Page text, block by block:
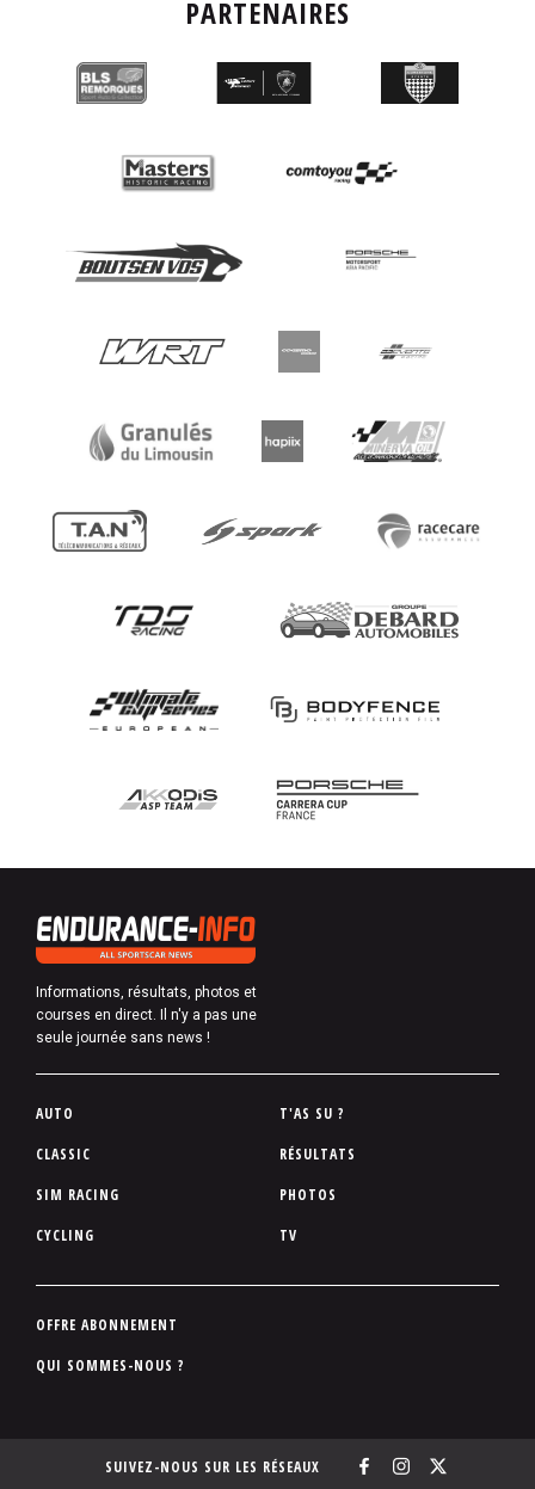
PARTENAIRES
Informations, résultats, photos et
courses en direct. Il n'y a pas une
seule journée sans news !
P
d
d
p
e
AUTO
CLASSIC
SIM RACING
CYCLING
T'AS SU ?
RÉSULTATS
PHOTOS
TV
P
d
OFFRE ABONNEMENT
QUI SOMMES-NOUS ?
SUIVEZ-NOUS SUR LES RÉSEAUX